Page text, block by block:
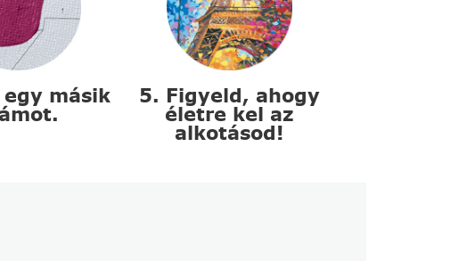
egy másik 5. Figyeld, ahogy
életre kel az
alkotásod!